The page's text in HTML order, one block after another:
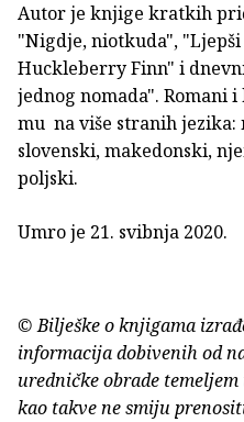
Autor je knjige kratkih
"Nigdje, niotkuda",
Huckleberry Finn" i
jednog nomada". Romani
mu na više stranih jezika:
slovenski, makedonski,
poljski.
Umro je 21. svibnja 2020.
© Bilješke o knjigama
informacija dobivenih od
uredničke obrade
kao takve ne smiju